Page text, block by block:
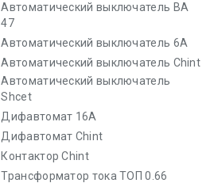
Автоматический выключатель ВА
47
Автоматический выключатель 6А
Автоматический выключатель Chint
Автоматический выключатель
Shcet
Дифавтомат 16А
Дифавтомат Chint
Контактор Chint
Трансформатор тока ТОП 0.66